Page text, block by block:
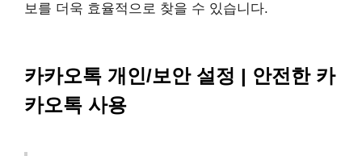
보를 더욱 효율적으로 찾을 수 있습니다.
카카오톡 개인/보안 설정 | 안전한 카
카오톡 사용